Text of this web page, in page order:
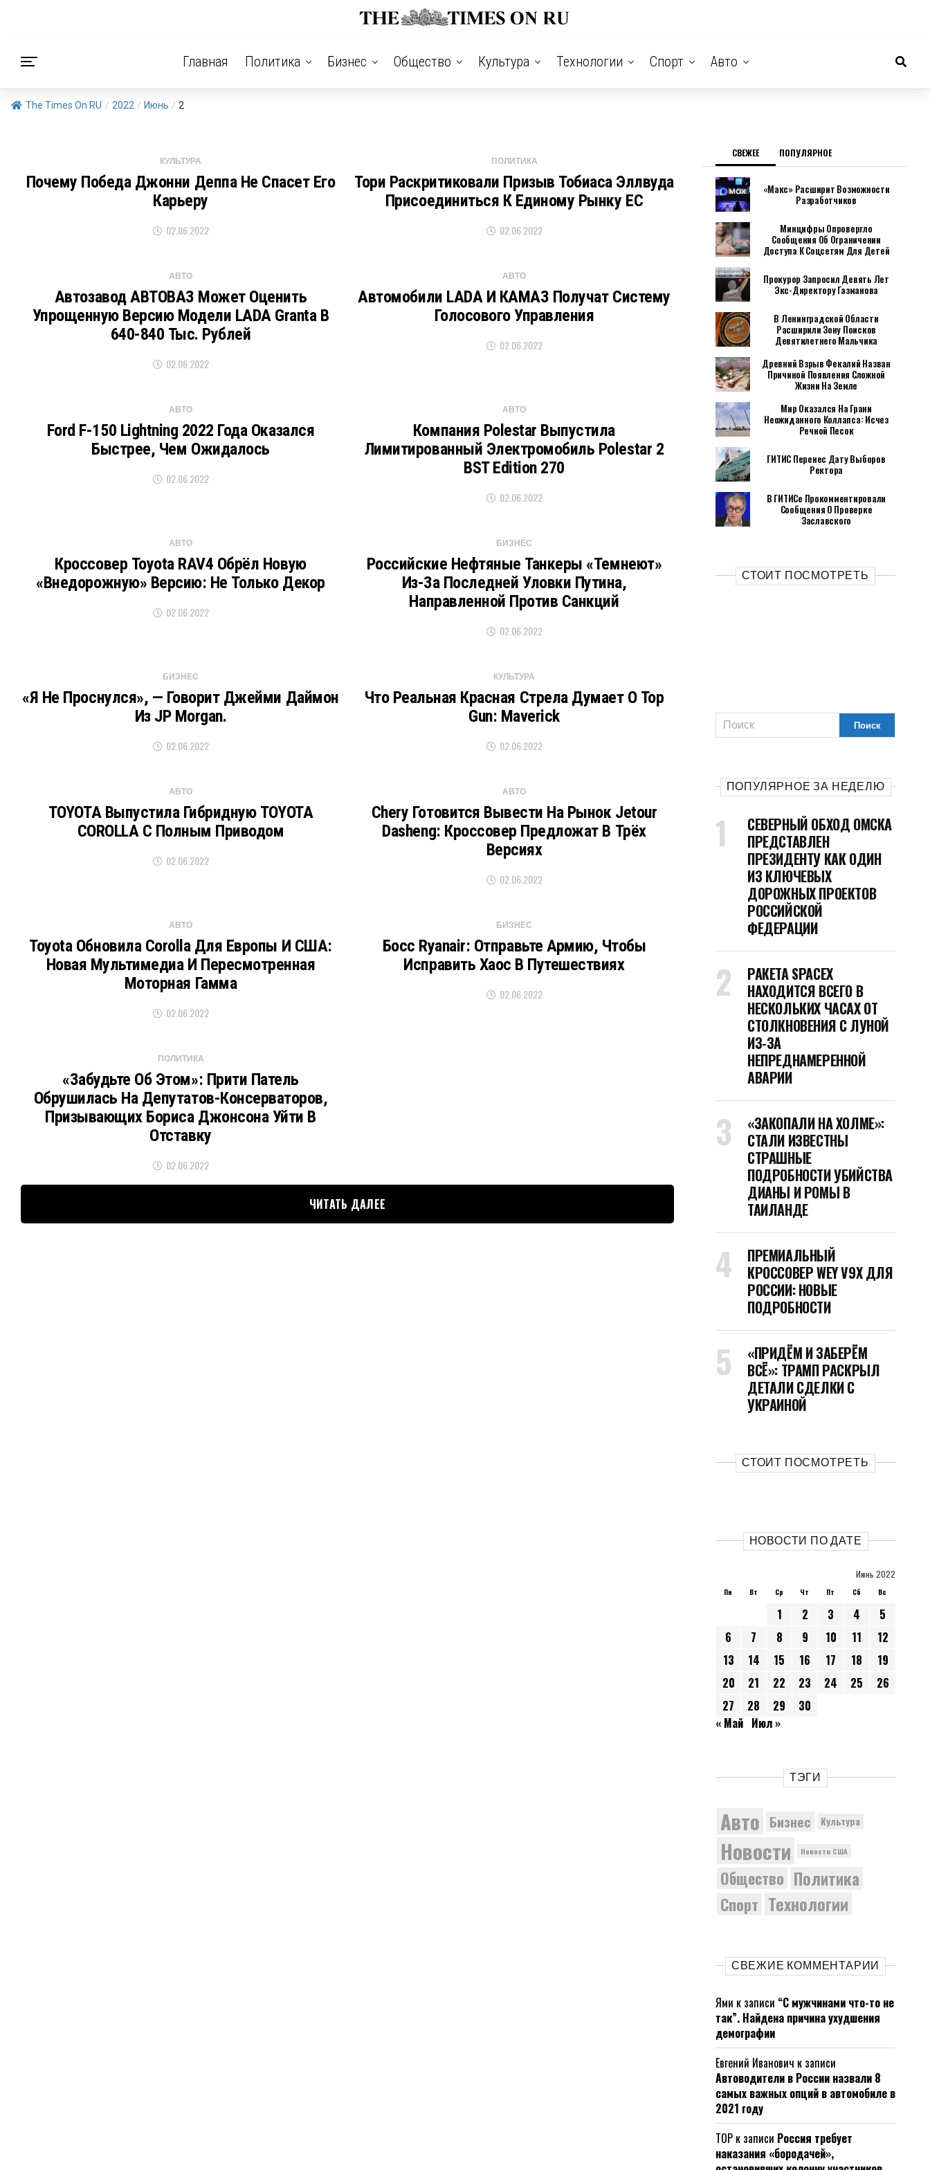
Главная Политика Бизнес Общество Культура Технологии Спорт Авто
The Times On RU / 2022 / Июнь / 2
КУЛЬТУРА
Почему Победа Джонни Деппа Не Спасет Его
Карьеру
02.06.2022
ПОЛИТИКА
Тори Раскритиковали Призыв Тобиаса Эллвуда
Присоединиться К Единому Рынку ЕС
02.06.2022
АВТО
Автозавод АВТОВАЗ Может Оценить
Упрощенную Версию Модели LADA Granta В
640-840 Тыс. Рублей
02.06.2022
АВТО
Автомобили LADA И КАМАЗ Получат Систему
Голосового Управления
02.06.2022
АВТО
Ford F-150 Lightning 2022 Года Оказался
Быстрее, Чем Ожидалось
02.06.2022
АВТО
Компания Polestar Выпустила
Лимитированный Электромобиль Polestar 2
BST Edition 270
02.06.2022
АВТО
Кроссовер Toyota RAV4 Обрёл Новую
«внедорожную» Версию: Не Только Декор
02.06.2022
БИЗНЕС
Российские Нефтяные Танкеры «темнеют»
Из-За Последней Уловки Путина,
Направленной Против Санкций
02.06.2022
БИЗНЕС
«Я Не Проснулся», — Говорит Джейми Даймон
Из JP Morgan.
02.06.2022
КУЛЬТУРА
Что Реальная Красная Стрела Думает О Top
Gun: Maverick
02.06.2022
АВТО
TOYOTA Выпустила Гибридную TOYOTA
COROLLA С Полным Приводом
02.06.2022
АВТО
Chery Готовится Вывести На Рынок Jetour
Dasheng: Кроссовер Предложат В Трёх
Версиях
02.06.2022
АВТО
Toyota Обновила Corolla Для Европы И США:
Новая Мультимедиа И Пересмотренная
Моторная Гамма
02.06.2022
БИЗНЕС
Босс Ryanair: Отправьте Армию, Чтобы
Исправить Хаос В Путешествиях
02.06.2022
ПОЛИТИКА
«Забудьте Об Этом»: Прити Патель
Обрушилась На Депутатов-Консерваторов,
Призывающих Бориса Джонсона Уйти В
Отставку
02.06.2022
ЧИТАТЬ ДАЛЕЕ
СВЕЖЕЕ ПОПУЛЯРНОЕ
«Макс» Расширит Возможности
Разработчиков
Минцифры Опровергло
Сообщения Об Ограничении
Доступа К Соцсетям Для Детей
Прокурор Запросил Девять Лет
Экс-Директору Газманова
В Ленинградской Области
Расширили Зону Поисков
Девятилетнего Мальчика
Древний Взрыв Фекалий Назван
Причиной Появления Сложной
Жизни На Земле
Мир Оказался На Грани
Неожиданного Коллапса: Исчез
Речной Песок
ГИТИС Перенес Дату Выборов
Ректора
В ГИТИСе Прокомментировали
Сообщения О Проверке
Заславского
СТОИТ ПОСМОТРЕТЬ
ПОПУЛЯРНОЕ ЗА НЕДЕЛЮ
СЕВЕРНЫЙ ОБХОД ОМСКА
ПРЕДСТАВЛЕН
ПРЕЗИДЕНТУ КАК ОДИН
ИЗ КЛЮЧЕВЫХ
ДОРОЖНЫХ ПРОЕКТОВ
РОССИЙСКОЙ
ФЕДЕРАЦИИ
РАКЕТА SPACEX
НАХОДИТСЯ ВСЕГО В
НЕСКОЛЬКИХ ЧАСАХ ОТ
СТОЛКНОВЕНИЯ С ЛУНОЙ
ИЗ-ЗА
НЕПРЕДНАМЕРЕННОЙ
АВАРИИ
«ЗАКОПАЛИ НА ХОЛМЕ»:
СТАЛИ ИЗВЕСТНЫ
СТРАШНЫЕ
ПОДРОБНОСТИ УБИЙСТВА
ДИАНЫ И РОМЫ В
ТАИЛАНДЕ
ПРЕМИАЛЬНЫЙ
КРОССОВЕР WEY V9X ДЛЯ
РОССИИ: НОВЫЕ
ПОДРОБНОСТИ
«ПРИДЁМ И ЗАБЕРЁМ
ВСЁ»: ТРАМП РАСКРЫЛ
ДЕТАЛИ СДЕЛКИ С
УКРАИНОЙ
СТОИТ ПОСМОТРЕТЬ
НОВОСТИ ПО ДАТЕ
Июнь 2022
Пн Вт Ср Чт Пт Сб Вс
1 2 3 4
5
6
7 8 9 10 11
12
13
14 15 16 17 18
19
20
21 22 23 24 25
26
27
28 29
30
« Май Июл »
ТЭГИ
Авто Бизнес Культура
Новости Новости США
Общество Политика
Спорт Технологии
СВЕЖИЕ КОММЕНТАРИИ
Ями к записи “С мужчинами что-то не
так”. Найдена причина ухудшения
демографии
Евгений Иванович к записи
Автоводители в России назвали 8
самых важных опций в автомобиле в
2021 году
ТОР к записи Россия требует
наказания «бородачей»,